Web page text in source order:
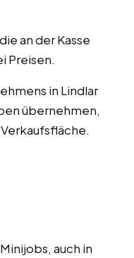
an der Kasse
Preisen.
in Lindlar
übernehmen,
auch in